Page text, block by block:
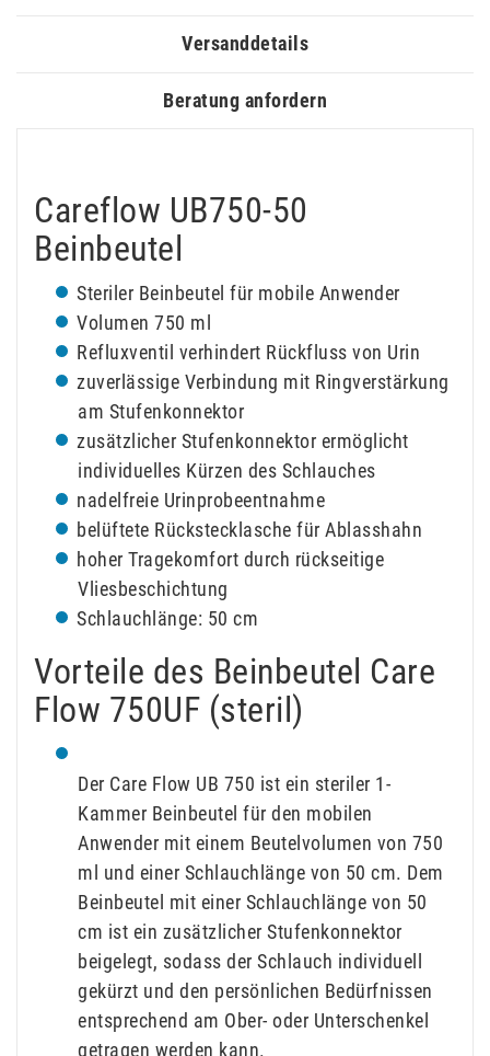
Versanddetails
Beratung anfordern
Careflow UB750-50
Beinbeutel
Steriler Beinbeutel für mobile Anwender
Volumen 750 ml
Refluxventil verhindert Rückfluss von Urin
zuverlässige Verbindung mit Ringverstärkung
am Stufenkonnektor
zusätzlicher Stufenkonnektor ermöglicht
individuelles Kürzen des Schlauches
nadelfreie Urinprobeentnahme
belüftete Rückstecklasche für Ablasshahn
hoher Tragekomfort durch rückseitige
Vliesbeschichtung
Schlauchlänge: 50 cm
Vorteile des Beinbeutel Care
Flow 750UF (steril)
Der Care Flow UB 750 ist ein steriler 1-
Kammer Beinbeutel für den mobilen
Anwender mit einem Beutelvolumen von 750
ml und einer Schlauchlänge von 50 cm. Dem
Beinbeutel mit einer Schlauchlänge von 50
cm ist ein zusätzlicher Stufenkonnektor
beigelegt, sodass der Schlauch individuell
gekürzt und den persönlichen Bedürfnissen
entsprechend am Ober- oder Unterschenkel
getragen werden kann.